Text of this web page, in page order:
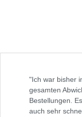
"Ich war bisher
gesamten
Bestellungen.
auch sehr